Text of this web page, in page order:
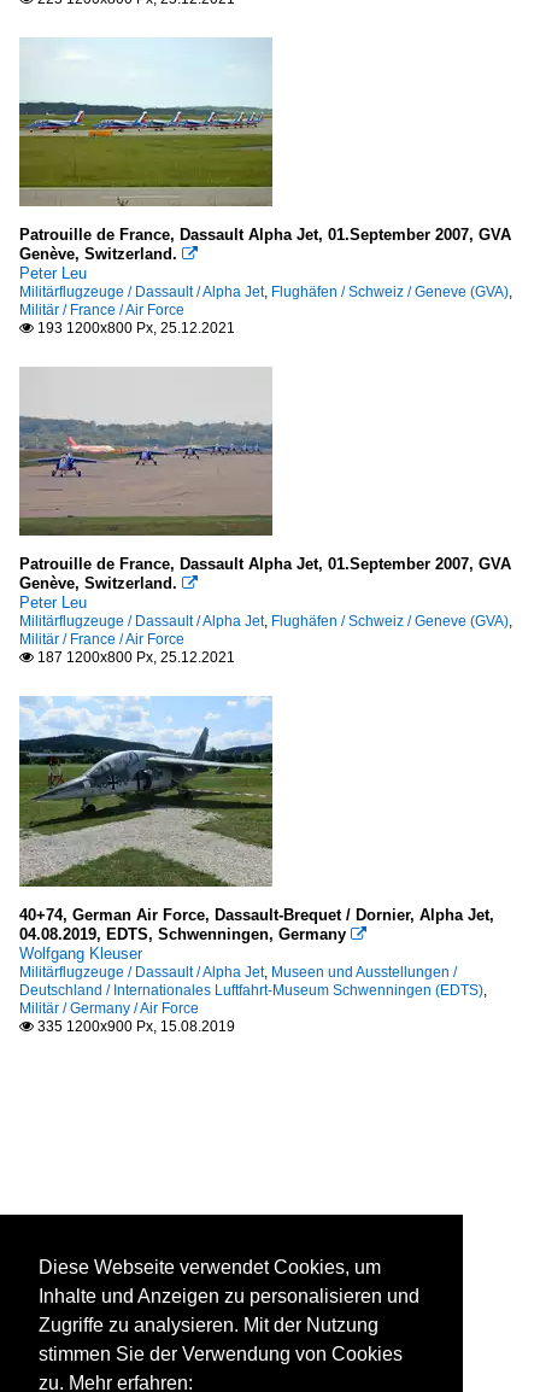
Patrouille de France, Dassault Alpha Jet, 01.September 2007, GVA
Genève, Switzerland. 
Peter Leu
Militärflugzeuge / Dassault / Alpha Jet, Flughäfen / Schweiz / Geneve (GVA),
Militär / France / Air Force
 193 1200x800 Px, 25.12.2021
Patrouille de France, Dassault Alpha Jet, 01.September 2007, GVA
Genève, Switzerland. 
Peter Leu
Militärflugzeuge / Dassault / Alpha Jet, Flughäfen / Schweiz / Geneve (GVA),
Militär / France / Air Force
 187 1200x800 Px, 25.12.2021
40+74, German Air Force, Dassault-Brequet / Dornier, Alpha Jet,
04.08.2019, EDTS, Schwenningen, Germany 
Wolfgang Kleuser
Militärflugzeuge / Dassault / Alpha Jet, Museen und Ausstellungen /
Deutschland / Internationales Luftfahrt-Museum Schwenningen (EDTS),
Militär / Germany / Air Force
 335 1200x900 Px, 15.08.2019
Diese Webseite verwendet Cookies, um
Inhalte und Anzeigen zu personalisieren und
Zugriffe zu analysieren. Mit der Nutzung
stimmen Sie der Verwendung von Cookies
zu. Mehr erfahren: